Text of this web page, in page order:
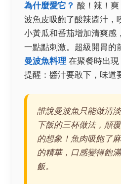
為什麼愛它？ 酸！辣！
波魚皮吸飽了酸辣醬汁，
小黃瓜和番茄增加清爽感
一點點刺激。超級開胃的
曼波魚料理 在聚餐時出現
提醒：醬汁要敢下，味道
誰說曼波魚只能做清
下飯的三杯做法，顛
的想象！魚肉吸飽了
的精華，口感變得飽
飯。